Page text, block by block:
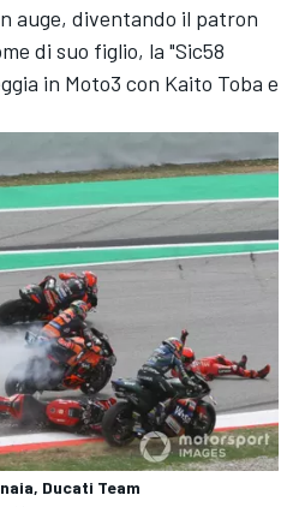
auge, diventando il patron
di suo figlio, la "Sic58
in Moto3 con Kaito Toba e
Ducati Team